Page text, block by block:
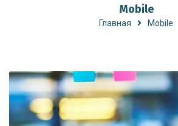
Mobile
Главная Mobile